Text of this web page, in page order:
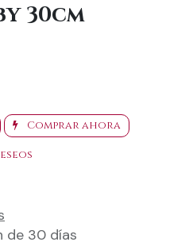
30cm
Comprar ahora
de 30 días